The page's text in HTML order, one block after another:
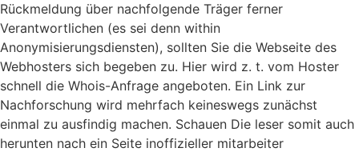
Rückmeldung über nachfolgende Träger ferner
Verantwortlichen (es sei denn within
Anonymisierungsdiensten), sollten Sie die Webseite des
Webhosters sich begeben zu. Hier wird z. t. vom Hoster
schnell die Whois-Anfrage angeboten. Ein Link zur
Nachforschung wird mehrfach keineswegs zunächst
einmal zu ausfindig machen. Schauen Die leser somit auch
herunten nach ein Seite inoffizieller mitarbeiter